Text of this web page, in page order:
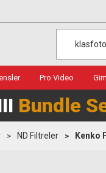
Pro Video
Bundle
ND Filtreler Kenko